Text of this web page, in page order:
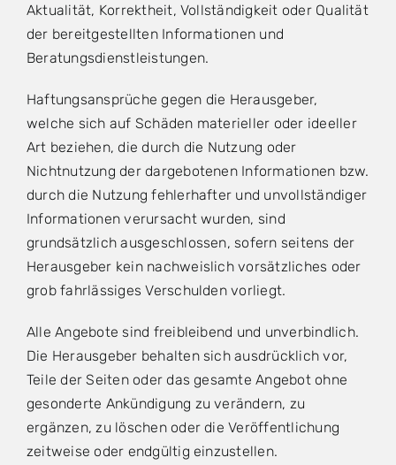
Aktualität, Korrektheit, Vollständigkeit oder Qualität
der bereitgestellten Informationen und
Beratungsdienstleistungen.
Haftungsansprüche gegen die Herausgeber,
welche sich auf Schäden materieller oder ideeller
Art beziehen, die durch die Nutzung oder
Nichtnutzung der dargebotenen Informationen bzw.
durch die Nutzung fehlerhafter und unvollständiger
Informationen verursacht wurden, sind
grundsätzlich ausgeschlossen, sofern seitens der
Herausgeber kein nachweislich vorsätzliches oder
grob fahrlässiges Verschulden vorliegt.
Alle Angebote sind freibleibend und unverbindlich.
Die Herausgeber behalten sich ausdrücklich vor,
Teile der Seiten oder das gesamte Angebot ohne
gesonderte Ankündigung zu verändern, zu
ergänzen, zu löschen oder die Veröffentlichung
zeitweise oder endgültig einzustellen.